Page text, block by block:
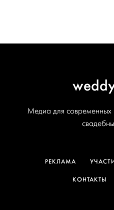
Медиа для современных
РЕКЛАМА
КОНТАКТЫ